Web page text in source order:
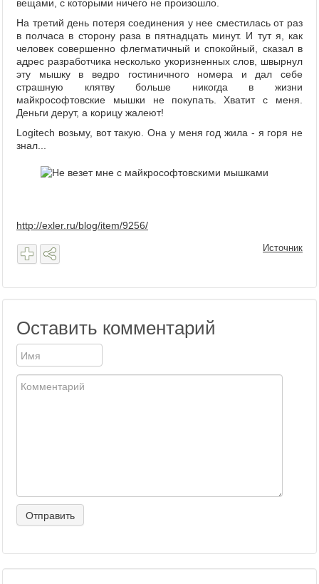
вещами, с которыми ничего не произошло.
На третий день потеря соединения у нее сместилась от раз
в полчаса в сторону раза в пятнадцать минут. И тут я, как
человек совершенно флегматичный и спокойный, сказал в
адрес разработчика несколько укоризненных слов, швырнул
эту мышку в ведро гостиничного номера и дал себе
страшную клятву больше никогда в жизни
майкрософтовские мышки не покупать. Хватит с меня.
Деньги дерут, а корицу жалеют!
Logitech возьму, вот такую. Она у меня год жила - я горя не
знал...
http://exler.ru/blog/item/9256/
Источник
Оставить комментарий